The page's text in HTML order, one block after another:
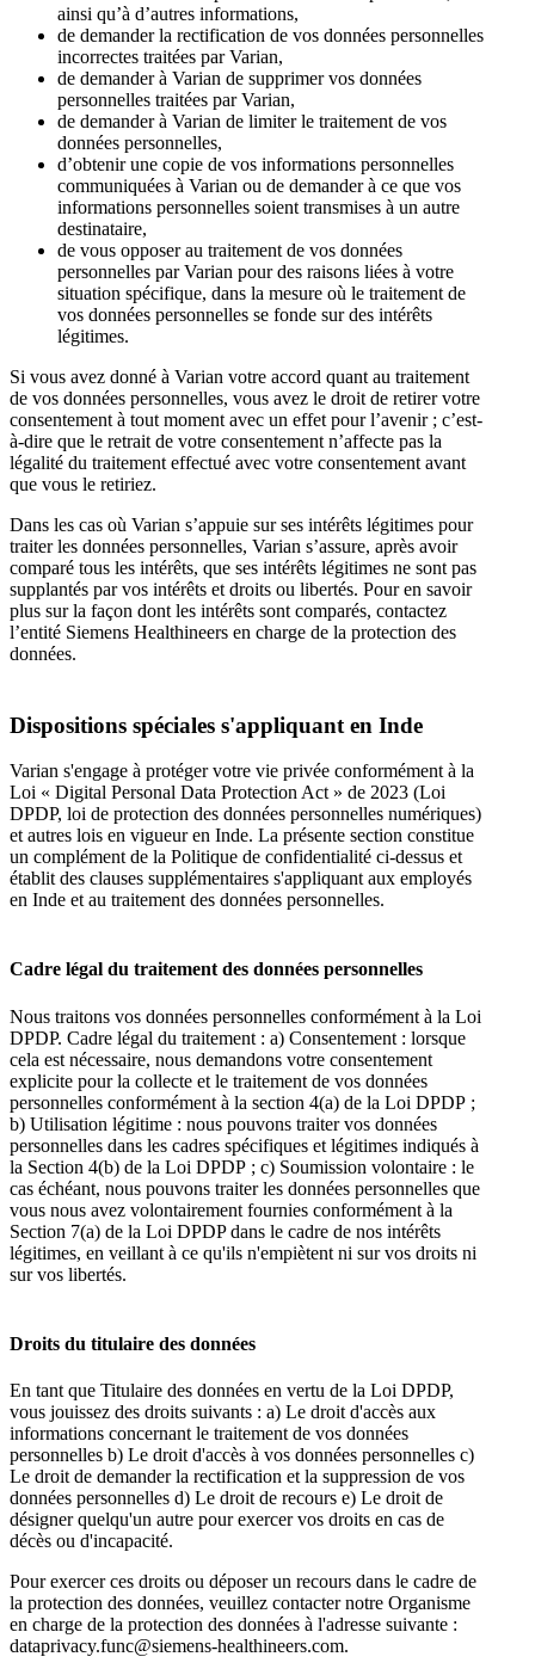
ainsi qu’à d’autres informations,
de demander la rectification de vos données personnelles
incorrectes traitées par Varian,
de demander à Varian de supprimer vos données
personnelles traitées par Varian,
de demander à Varian de limiter le traitement de vos
données personnelles,
d’obtenir une copie de vos informations personnelles
communiquées à Varian ou de demander à ce que vos
informations personnelles soient transmises à un autre
destinataire,
de vous opposer au traitement de vos données
personnelles par Varian pour des raisons liées à votre
situation spécifique, dans la mesure où le traitement de
vos données personnelles se fonde sur des intérêts
légitimes.
Si vous avez donné à Varian votre accord quant au traitement
de vos données personnelles, vous avez le droit de retirer votre
consentement à tout moment avec un effet pour l’avenir ; c’est-
à-dire que le retrait de votre consentement n’affecte pas la
légalité du traitement effectué avec votre consentement avant
que vous le retiriez.
Dans les cas où Varian s’appuie sur ses intérêts légitimes pour
traiter les données personnelles, Varian s’assure, après avoir
comparé tous les intérêts, que ses intérêts légitimes ne sont pas
supplantés par vos intérêts et droits ou libertés. Pour en savoir
plus sur la façon dont les intérêts sont comparés, contactez
l’entité Siemens Healthineers en charge de la protection des
données.
Dispositions spéciales s'appliquant en Inde
Varian s'engage à protéger votre vie privée conformément à la
Loi « Digital Personal Data Protection Act » de 2023 (Loi
DPDP, loi de protection des données personnelles numériques)
et autres lois en vigueur en Inde. La présente section constitue
un complément de la Politique de confidentialité ci-dessus et
établit des clauses supplémentaires s'appliquant aux employés
en Inde et au traitement des données personnelles.
Cadre légal du traitement des données personnelles
Nous traitons vos données personnelles conformément à la Loi
DPDP. Cadre légal du traitement : a) Consentement : lorsque
cela est nécessaire, nous demandons votre consentement
explicite pour la collecte et le traitement de vos données
personnelles conformément à la section 4(a) de la Loi DPDP ;
b) Utilisation légitime : nous pouvons traiter vos données
personnelles dans les cadres spécifiques et légitimes indiqués à
la Section 4(b) de la Loi DPDP ; c) Soumission volontaire : le
cas échéant, nous pouvons traiter les données personnelles que
vous nous avez volontairement fournies conformément à la
Section 7(a) de la Loi DPDP dans le cadre de nos intérêts
légitimes, en veillant à ce qu'ils n'empiètent ni sur vos droits ni
sur vos libertés.
Droits du titulaire des données
En tant que Titulaire des données en vertu de la Loi DPDP,
vous jouissez des droits suivants : a) Le droit d'accès aux
informations concernant le traitement de vos données
personnelles b) Le droit d'accès à vos données personnelles c)
Le droit de demander la rectification et la suppression de vos
données personnelles d) Le droit de recours e) Le droit de
désigner quelqu'un autre pour exercer vos droits en cas de
décès ou d'incapacité.
Pour exercer ces droits ou déposer un recours dans le cadre de
la protection des données, veuillez contacter notre Organisme
en charge de la protection des données à l'adresse suivante :
dataprivacy.func@siemens-healthineers.com.